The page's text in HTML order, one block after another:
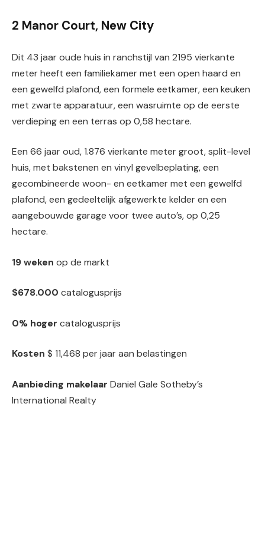
2 Manor Court, New City
Dit 43 jaar oude huis in ranchstijl van 2195 vierkante
meter heeft een familiekamer met een open haard en
een gewelfd plafond, een formele eetkamer, een keuken
met zwarte apparatuur, een wasruimte op de eerste
verdieping en een terras op 0,58 hectare.
Een 66 jaar oud, 1.876 vierkante meter groot, split-level
huis, met bakstenen en vinyl gevelbeplating, een
gecombineerde woon- en eetkamer met een gewelfd
plafond, een gedeeltelijk afgewerkte kelder en een
aangebouwde garage voor twee auto’s, op 0,25
hectare.
19 weken op de markt
$678.000 catalogusprijs
0% hoger catalogusprijs
Kosten $ 11,468 per jaar aan belastingen
Aanbieding makelaar Daniel Gale Sotheby’s
International Realty